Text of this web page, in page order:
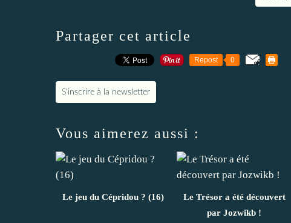
Partager cet article
Repost 0
S'inscrire à la newsletter
Vous aimerez aussi :
Le jeu du Cépridou ? (16)
Le Trésor a été découvert
par Jozwikb !